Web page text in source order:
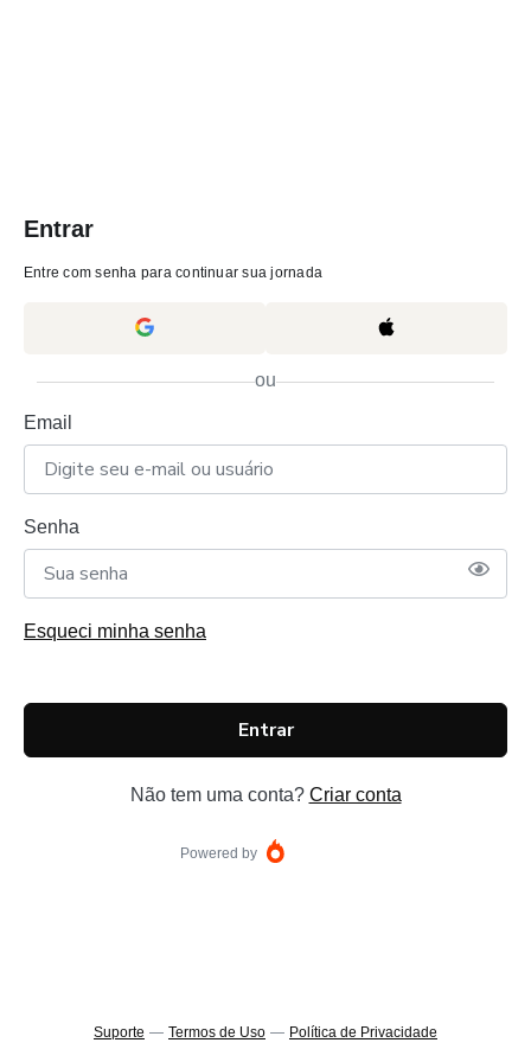
Entrar
Entre com senha para continuar sua jornada
ou
Email
Senha
Esqueci minha senha
Entrar
Não tem uma conta? Criar conta
Powered by
Suporte — Termos de Uso — Política de Privacidade